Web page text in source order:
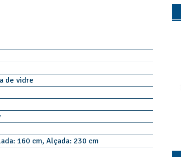
de vidre
160 cm, Alçada: 230 cm